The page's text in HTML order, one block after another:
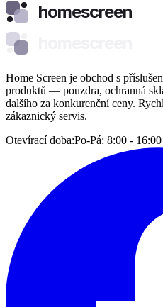
homescreen
Home Screen je obchod s
produktů — pouzdra, ochranná
dalšího za konkurenční ceny.
zákaznický servis.
Otevírací doba:Po-Pá: 8:00 - 16:00